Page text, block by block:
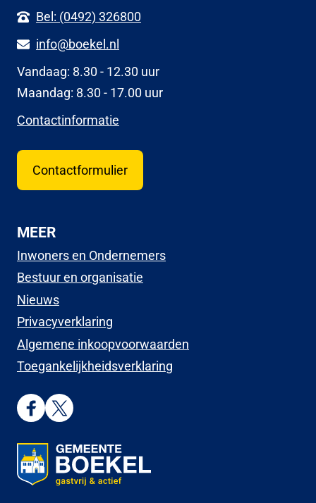
Bel: (0492) 326800
info@boekel.nl
Vandaag: 8.30 - 12.30 uur
Maandag: 8.30 - 17.00 uur
Contactinformatie
Contactformulier
MEER
Inwoners en Ondernemers
Bestuur en organisatie
Nieuws
Privacyverklaring
Algemene inkoopvoorwaarden
Toegankelijkheidsverklaring